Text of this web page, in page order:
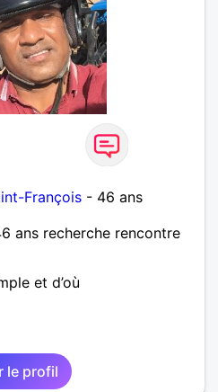
François - 46 ans
ans recherche rencontre
et d’où
le profil